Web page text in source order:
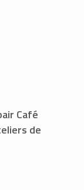
Café
de